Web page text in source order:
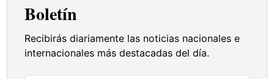
Boletín
Recibirás diariamente las noticias nacionales e
internacionales más destacadas del día.